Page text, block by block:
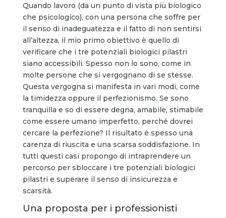
Quando lavoro (da un punto di vista più biologico
che psicologico), con una persona che soffre per
il senso di inadeguatezza e il fatto di non sentirsi
all’altezza, il mio primo obiettivo è quello di
verificare che i tre potenziali biologici pilastri
siano accessibili. Spesso non lo sono, come in
molte persone che si vergognano di se stesse.
Questa vergogna si manifesta in vari modi, come
la timidezza oppure il perfezionismo. Se sono
tranquilla e so di essere degna, amabile, stimabile
come essere umano imperfetto, perché dovrei
cercare la perfezione? Il risultato è spesso una
carenza di riuscita e una scarsa soddisfazione. In
tutti questi casi propongo di intraprendere un
percorso per sbloccare i tre potenziali biologici
pilastri e superare il senso di insicurezza e
scarsità.
Una proposta per i professionisti